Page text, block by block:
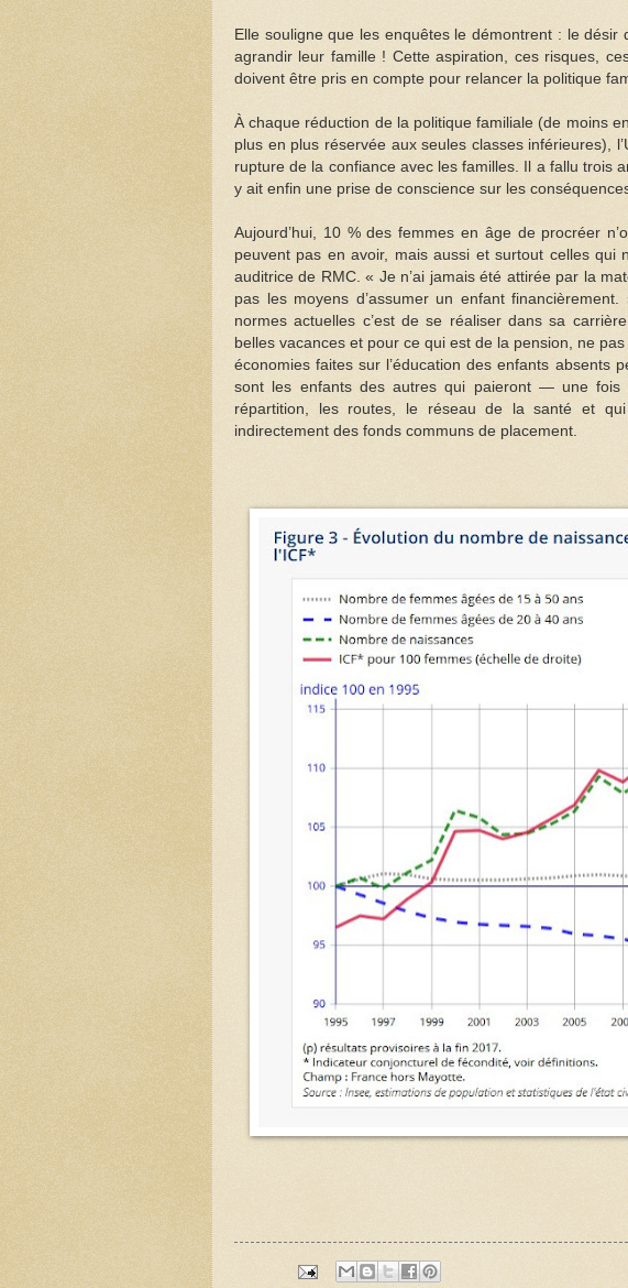
Elle souligne que les enquêtes le démontrent : le désir
agrandir leur famille ! Cette aspiration, ces risques,
doivent être pris en compte pour relancer la politique
À chaque réduction de la politique familiale (de moins
plus en plus réservée aux seules classes inférieures),
rupture de la confiance avec les familles. Il a fallu trois
y ait enfin une prise de conscience sur les
Aujourd’hui, 10 % des femmes en âge de procréer
peuvent pas en avoir, mais aussi et surtout celles qui
auditrice de RMC. « Je n’ai jamais été attirée par la
pas les moyens d’assumer un enfant
normes actuelles c’est de se réaliser dans sa
belles vacances et pour ce qui est de la pension, ne
économies faites sur l’éducation des enfants absents
sont les enfants des autres qui paieront — une
répartition, les routes, le réseau de la santé et
indirectement des fonds communs de placement.